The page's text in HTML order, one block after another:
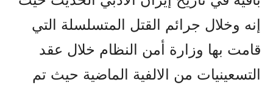
إنه وخلال جرائم القتل المتسلسلة التي
قامت بها وزارة أمن النظام خلال عقد
التسعينيات من الالفية الماضية حيث تم